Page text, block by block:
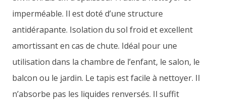
imperméable. Il est doté d’une structure
antidérapante. Isolation du sol froid et excellent
amortissant en cas de chute. Idéal pour une
utilisation dans la chambre de l’enfant, le salon, le
balcon ou le jardin. Le tapis est facile à nettoyer. Il
n’absorbe pas les liquides renversés. Il suffit